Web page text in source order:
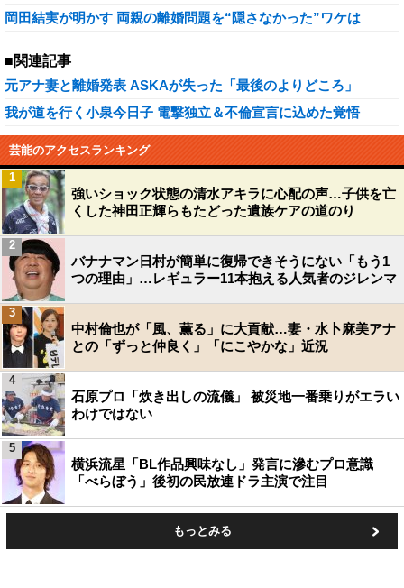
岡田結実が明かす 両親の離婚問題を“隠さなかった”ワケは
■関連記事
元アナ妻と離婚発表 ASKAが失った「最後のよりどころ」
我が道を行く小泉今日子 電撃独立＆不倫宣言に込めた覚悟
芸能のアクセスランキング
強いショック状態の清水アキラに心配の声…子供を亡
くした神田正輝らもたどった遺族ケアの道のり
1
バナナマン日村が簡単に復帰できそうにない「もう1
つの理由」…レギュラー11本抱える人気者のジレンマ
2
中村倫也が「風、薫る」に大貢献…妻・水卜麻美アナ
との「ずっと仲良く」「にこやかな」近況
3
石原プロ「炊き出しの流儀」 被災地一番乗りがエラい
わけではない
4
横浜流星「BL作品興味なし」発言に滲むプロ意識
「べらぼう」後初の民放連ドラ主演で注目
5
もっとみる